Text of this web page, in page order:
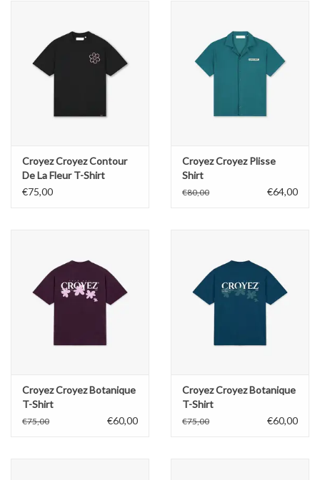
Croyez Croyez Contour
De La Fleur T-Shirt
€75,00
Croyez Croyez Plisse
Shirt
€80,00 €64,00
Croyez Croyez Botanique
T-Shirt
€75,00 €60,00
Croyez Croyez Botanique
T-Shirt
€75,00 €60,00